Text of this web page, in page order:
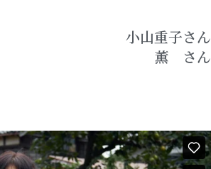
小山重子さん
薫 さん